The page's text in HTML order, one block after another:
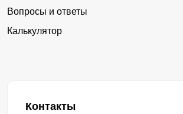
Вопросы и ответы
Калькулятор
Контакты